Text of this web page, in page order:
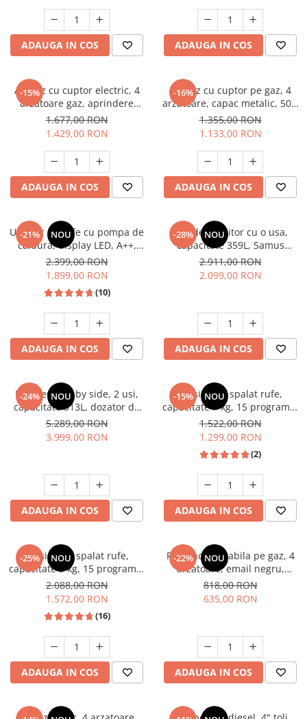
Masini de spalat vase incorporabile
Masini de spalat vase
independente
Pachete Incorporabile
Pirostrii & Arzatoare
Plasa umbrire
Pompe de stropit
Radiatoare
Semanatoare,Plantatoare
Sobe pe gaz & electrice
Suflante & Aspiratoare
Aspiratoare
Suflante Frunze
Unelte Gradinarit
Ventilatoare & Sisteme Racire
Aparate de aer conditionat
Zootehnie
Foarfeci tuns oi
Incubatoare oua
Scala Graphite Grey
ADAUGA IN COS ADAUGA IN COS
-15%
Aragaz cu cuptor electric, 4
arzatoare gaz, aprindere
electrica, ventilator, lumina
cuptor, Bej, NOBELTEK
1.677,00 RON
1.429,00 RON
ADAUGA IN COS
-16%
Aragaz cu cuptor pe gaz, 4
arzatoare, capac metalic, 50 x
60 cm, 2 in 1, GPL+GN, Gri,
LDK
1.355,00 RON
1.133,00 RON
ADAUGA IN COS
-21% NOU
Uscator de rufe cu pompa de
caldura, display LED, A++,
functie antisifonare, A++,
capacitate 8 kg, 13 programe
Heinner
2.399,00 RON
1.899,00 RON
(10)
ADAUGA IN COS
-28% NOU
Frigider, racitor cu o usa,
capacitate 359L, Samus
SRX474NFE
2.911,00 RON
2.099,00 RON
ADAUGA IN COS
-24% NOU
Frigider side by side, 2 usi,
capacitate 513L, dozator de
apa si gheata, FULL NO
FROST, afisaj LCD, dual
inverter,Samus SSX-670NFIDE
5.289,00 RON
3.999,00 RON
ADAUGA IN COS
-15% NOU
Masina de spalat rufe,
capacitate 7 kg, 15 programe,
afisaj LED, 1200 Rpm, alb,
HEINNER
1.522,00 RON
1.299,00 RON
(2)
ADAUGA IN COS
-25% NOU
Masina de spalat rufe,
capacitate 9 kg, 15 programe,
1400 Rpm, clasa A, Slim,
motor Inverter, Samus WSLI-
9144
2.088,00 RON
1.572,00 RON
(16)
ADAUGA IN COS
-22% NOU
Plita incorporabila pe gaz, 4
arzatoare, email negru,
gratare din fonta, aprindere
electrica, Samus
818,00 RON
635,00 RON
ADAUGA IN COS